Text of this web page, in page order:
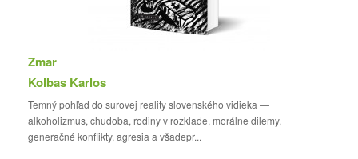
Zmar
Kolbas Karlos
Temný pohľad do surovej reality slovenského vidieka —
alkoholizmus, chudoba, rodiny v rozklade, morálne dilemy,
generačné konflikty, agresia a všadepr...